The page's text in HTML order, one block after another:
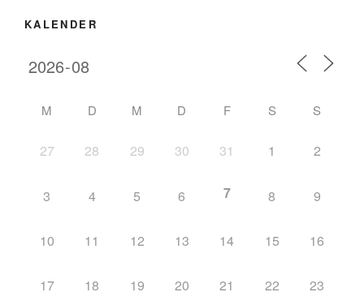
KALENDER
M D M D F S S
27 28 29 30 31 1 2
3 4 5 6 7 8 9
10 11 12 13 14 15 16
17 18 19 20 21 22 23